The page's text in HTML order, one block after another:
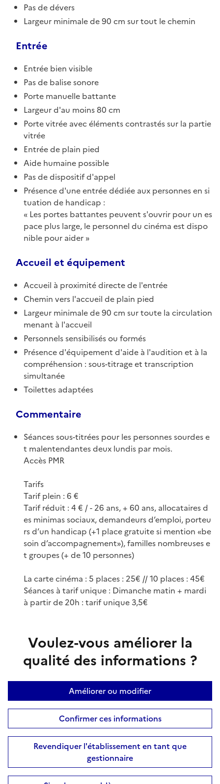
Pas de dévers
Largeur minimale de 90 cm sur tout le chemin
Entrée
Entrée bien visible
Pas de balise sonore
Porte manuelle battante
Largeur d'au moins 80 cm
Porte vitrée avec éléments contrastés sur la partie
vitrée
Entrée de plain pied
Aide humaine possible
Pas de dispositif d'appel
Présence d'une entrée dédiée aux personnes en si
tuation de handicap :
Les portes battantes peuvent s'ouvrir pour un es
pace plus large, le personnel du cinéma est dispo
nible pour aider
Accueil et équipement
Accueil à proximité directe de l'entrée
Chemin vers l'accueil de plain pied
Largeur minimale de 90 cm sur toute la circulation
menant à l'accueil
Personnels sensibilisés ou formés
Présence d'équipement d'aide à l'audition et à la
compréhension : sous-titrage et transcription
simultanée
Toilettes adaptées
Commentaire
Séances sous-titrées pour les personnes sourdes e
t malentendantes deux lundis par mois.
Accès PMR
Tarifs
Tarif plein : 6 €
Tarif réduit : 4 € / - 26 ans, + 60 ans, allocataires d
es minimas sociaux, demandeurs d’emploi, porteu
rs d’un handicap (+1 place gratuite si mention «be
soin d’accompagnement»), familles nombreuses e
t groupes (+ de 10 personnes)
La carte cinéma : 5 places : 25€ // 10 places : 45€
Séances à tarif unique : Dimanche matin + mardi
à partir de 20h : tarif unique 3,5€
Voulez-vous améliorer la
qualité des informations ?
Améliorer ou modifier
Confirmer ces informations
Revendiquer l'établissement en tant que
gestionnaire